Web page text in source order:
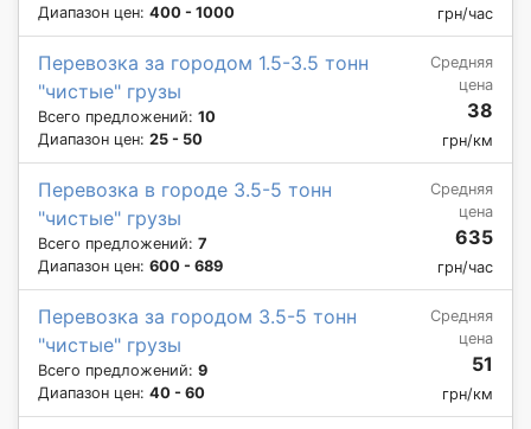
Диапазон цен: 400 - 1000 грн/час
Перевозка за городом 1.5-3.5 тонн
"чистые" грузы
Всего предложений: 10
Диапазон цен: 25 - 50
Средняя
цена
38
грн/км
Перевозка в городе 3.5-5 тонн
"чистые" грузы
Всего предложений: 7
Диапазон цен: 600 - 689
Средняя
цена
635
грн/час
Перевозка за городом 3.5-5 тонн
"чистые" грузы
Всего предложений: 9
Диапазон цен: 40 - 60
Средняя
цена
51
грн/км